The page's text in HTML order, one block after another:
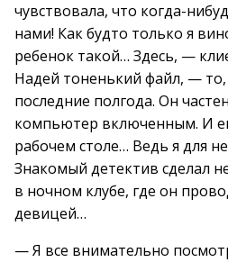
чувствовала, что когда-
нами! Как будто только я
ребенок такой… Здесь, —
Надей тоненький файл, — то,
последние полгода. Он
компьютер включенным. И
рабочем столе… Ведь я для
Знакомый детектив сделал
в ночном клубе, где он
девицей…
— Я все внимательно